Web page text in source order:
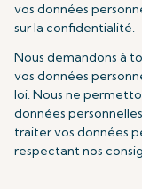
vos données
sur la confidentialité.
Nous demandons à
vos données
loi. Nous ne
données
traiter vos données
respectant nos